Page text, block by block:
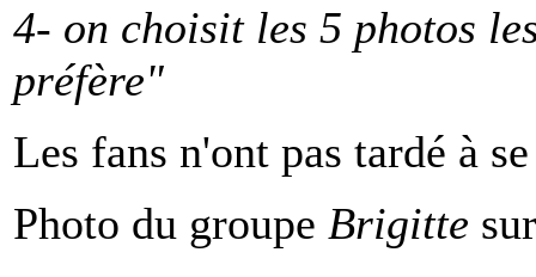
4- on choisit les 5 photos
préfère"
Les fans n'ont pas tardé à
Photo du groupe Brigitte